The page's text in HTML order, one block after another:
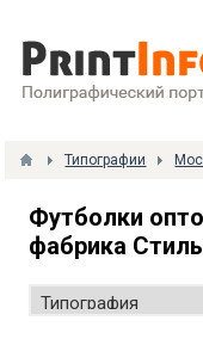
Типографии
Футболки
фабрика Стиль